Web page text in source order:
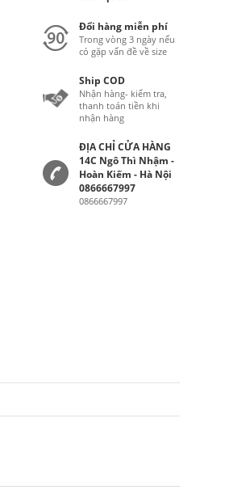
Đổi hàng miễn phí
Trong vòng 3 ngày nếu
có gặp vấn đề về size
Ship COD
Nhận hàng- kiểm tra,
thanh toán tiền khi
nhận hàng
ĐỊA CHỈ CỬA HÀNG
14C Ngô Thì Nhậm -
Hoàn Kiếm - Hà Nội
0866667997
0866667997